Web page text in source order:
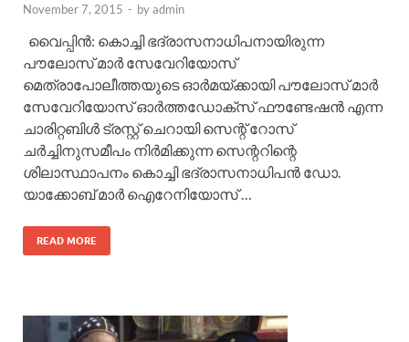
November 7, 2015 - byadmin
വൈപ്പിന്‍: കൊച്ചി ഭദ്രാസനാധിപനായിരുന്ന
പൗലോസ് മാര്‍ സേവേറിയോസ്
മെത്രാപോലീത്തയുടെ ഓര്‍മയ്ക്കായി പൗലോസ് മാര്‍
സേവേറിയോസ് ഓര്‍ത്തഡോക്സ് ഫൗണ്ടേഷന്‍ എന്ന
ചാരിറ്റബിള്‍ ട്രസ്റ്റ് ചെറായി സെന്റ് റോസ്
ചര്‍ച്ചിനുസമീപം നിര്‍മിക്കുന്ന സെന്ററിന്റെ
ശിലാസ്ഥാപനം കൊച്ചി ഭദ്രാസനാധിപന്‍ ഡോ.
യാക്കോബ് മാര്‍ ഐറേനിയോസ് …
READ MORE